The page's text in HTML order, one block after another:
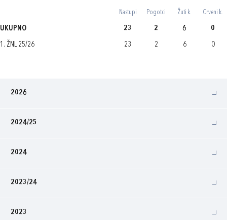
Nastupi Pogotci Žuti k. Crveni k.
UKUPNO 23 2 6 0
1. ŽNL 25/26 23 2 6 0
2026
2024/25
2024
2023/24
2023